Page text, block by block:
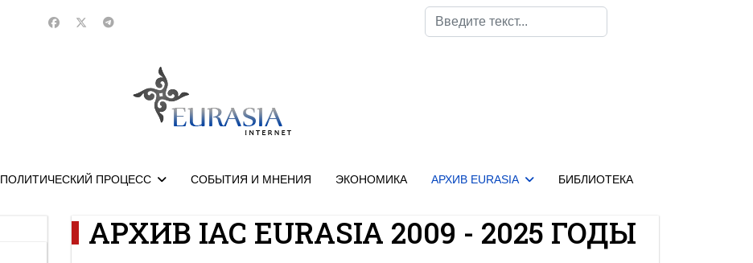
Поиск
ПОЛИТИЧЕСКИЙ ПРОЦЕСС СОБЫТИЯ И МНЕНИЯ ЭКОНОМИКА АРХИВ EURASIA БИБЛИОТЕКА
АРХИВ IAC EURASIA 2009 - 2025 ГОДЫ